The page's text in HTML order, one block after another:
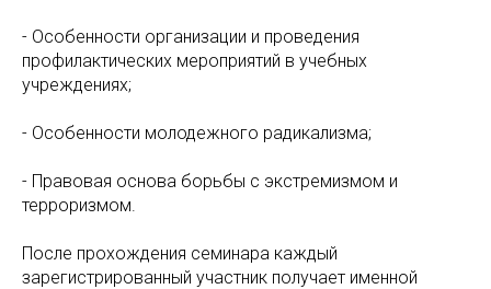
- Особенности организации и проведения
профилактических мероприятий в учебных
учреждениях;
- ⁠Особенности молодежного радикализма;
- ⁠Правовая основа борьбы с экстремизмом и
терроризмом.
После прохождения семинара каждый
зарегистрированный участник получает именной